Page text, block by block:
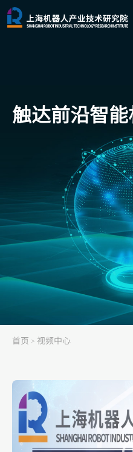
触达前沿智
首页 > 视频中心